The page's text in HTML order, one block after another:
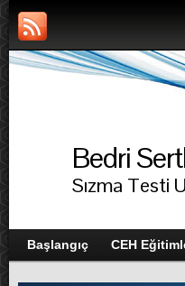
Bedri
Sızma Testi
Başlangıç CEH